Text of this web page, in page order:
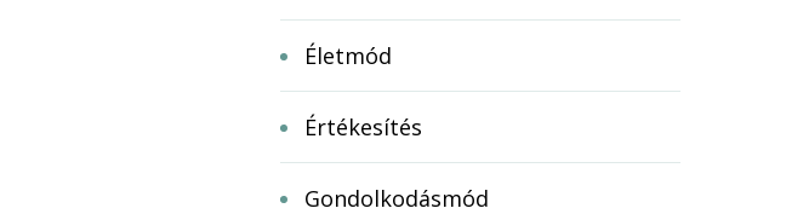
Életmód
Értékesítés
Gondolkodásmód